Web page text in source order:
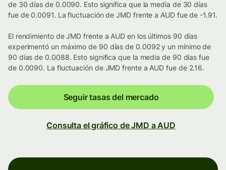
de 30 días de 0.0090. Esto significa que la media de 30 días
fue de 0.0091. La fluctuación de JMD frente a AUD fue de -1.91.
El rendimiento de JMD frente a AUD en los últimos 90 días
experimentó un máximo de 90 días de 0.0092 y un mínimo de
90 días de 0.0088. Esto significa que la media de 90 días fue
de 0.0090. La fluctuación de JMD frente a AUD fue de 2.16.
Seguir tasas del mercado
Consulta el gráfico de JMD a AUD